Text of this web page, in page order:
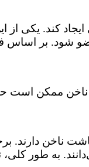
کند. یکی از
بر اساس
ممکن است
ناخن دارند.
به طور